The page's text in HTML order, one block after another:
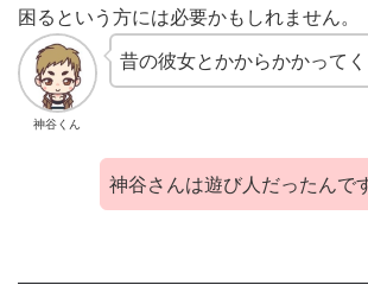
困るという方には必要かもしれません。
神谷くん
昔の彼女とかからかかってく
神谷さんは遊び人だったんで